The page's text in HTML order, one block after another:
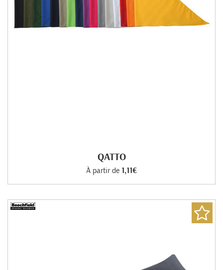
QATTO
À partir de 1,11€